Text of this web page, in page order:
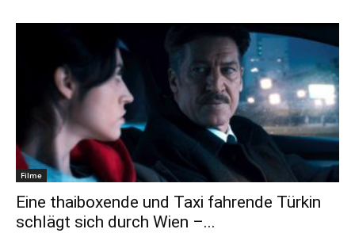
Filme
Eine thaiboxende und Taxi fahrende Türkin
schlägt sich durch Wien –...